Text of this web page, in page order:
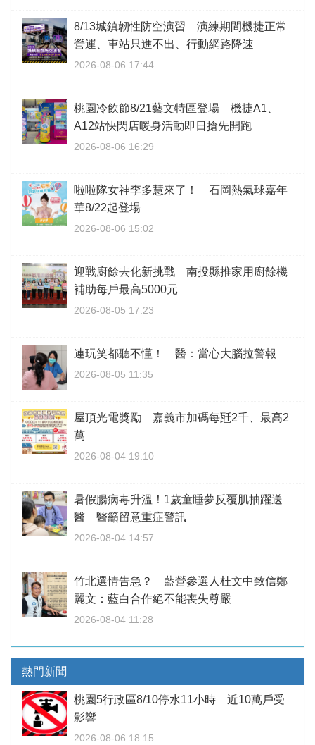
8/13城鎮韌性防空演習 演練期間機捷正常
營運、車站只進不出、行動網路降速
2026-08-06 17:44
桃園冷飲節8/21藝文特區登場 機捷A1、
A12站快閃店暖身活動即日搶先開跑
2026-08-06 16:29
啦啦隊女神李多慧來了！ 石岡熱氣球嘉年
華8/22起登場
2026-08-06 15:02
迎戰廚餘去化新挑戰 南投縣推家用廚餘機
補助每戶最高5000元
2026-08-05 17:23
連玩笑都聽不懂！ 醫：當心大腦拉警報
2026-08-05 11:35
屋頂光電獎勵 嘉義市加碼每瓩2千、最高2
萬
2026-08-04 19:10
暑假腸病毒升溫！1歲童睡夢反覆肌抽躍送
醫 醫籲留意重症警訊
2026-08-04 14:57
竹北選情告急？ 藍營參選人杜文中致信鄭
麗文：藍白合作絕不能喪失尊嚴
2026-08-04 11:28
熱門新聞
桃園5行政區8/10停水11小時 近10萬戶受
影響
2026-08-06 18:15